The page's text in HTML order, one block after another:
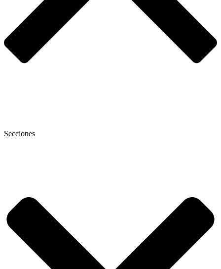
Secciones